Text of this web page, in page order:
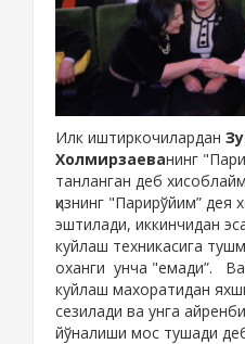
Илк иштиркочилардан
Холмирзаеванинг
танланган деб
қизнинг "Парирўйим” дея
эштилади, иккинчидан
куйлаш техникасига
оханги унча "емади”.
куйлаш махоратидан
сезилади ва унга
йўналиши мос тушади